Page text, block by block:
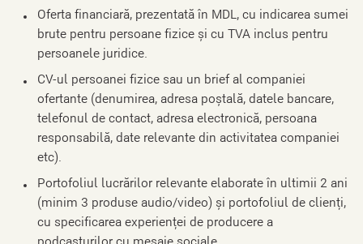
Oferta financiară, prezentată în MDL, cu indicarea sumei
brute pentru persoane fizice și cu TVA inclus pentru
persoanele juridice.
CV-ul persoanei fizice sau un brief al companiei
ofertante (denumirea, adresa poștală, datele bancare,
telefonul de contact, adresa electronică, persoana
responsabilă, date relevante din activitatea companiei
etc).
Portofoliul lucrărilor relevante elaborate în ultimii 2 ani
(minim 3 produse audio/video) și portofoliul de clienți,
cu specificarea experienței de producere a